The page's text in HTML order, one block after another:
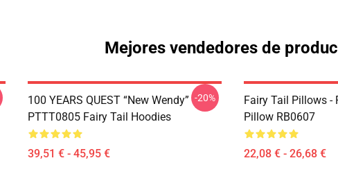
Mejores vendedores de
100 YEARS QUEST “New Wendy”
PTTT0805 Fairy Tail Hoodies
39,51 € - 45,95 €
-20%
Fairy Tail Pillows -
Pillow RB0607
22,08 € - 26,68 €